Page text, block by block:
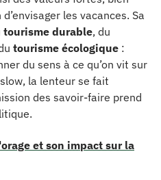
les vacances. Sa
tourisme durable, du
tourisme écologique :
du sens à ce qu’on vit sur
la lenteur se fait
des savoir-faire prend
et son impact sur la